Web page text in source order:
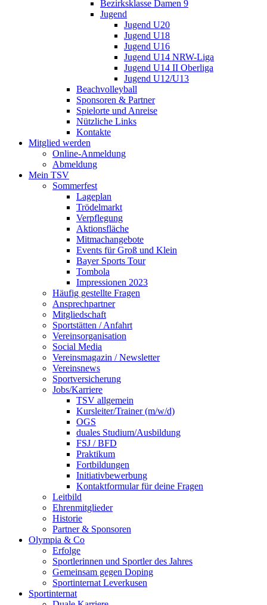
Bezirksklasse Damen 9
Jugend
Jugend U20
Jugend U18
Jugend U16
Jugend U14 NRW-Liga
Jugend U14 II Oberliga
Jugend U12/U13
Beachvolleyball
Sponsoren & Partner
Spielorte und Anreise
Nützliche Links
Kontakte
Mitglied werden
Online-Anmeldung
Abmeldung
Mein TSV
Sommerfest
Lageplan
Trödelmarkt
Verpflegung
Aktionsfläche
Mitmachangebote
Events für Groß und Klein
Bayer Sports Tour
Tombola
Impressionen 2023
Häufig gestellte Fragen
Ansprechpartner
Mitgliedschaft
Sportstätten / Anfahrt
Vereinsorganisation
Social Media
Vereinsmagazin / Newsletter
Vereinsnews
Sportversicherung
Jobs/Karriere
TSV allgemein
Kursleiter/Trainer (m/w/d)
OGS
duales Studium/Ausbildung
FSJ / BFD
Praktikum
Fortbildungen
Initiativbewerbung
Kontaktformular für deine Fragen
Leitbild
Ehrenmitglieder
Historie
Partner & Sponsoren
Olympia & Co
Erfolge
Sportlerinnen und Sportler des Jahres
Gemeinsam gegen Doping
Sportinternat Leverkusen
Sportinternat